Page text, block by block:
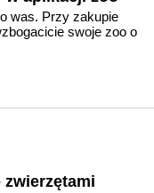
was. Przy zakupie
swoje zoo o
zwierzętami